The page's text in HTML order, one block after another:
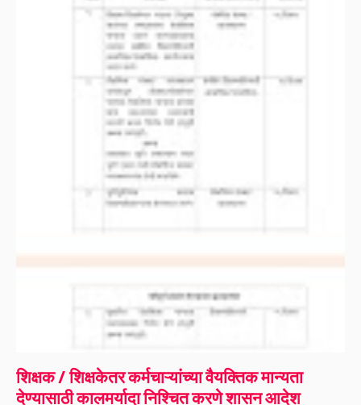
शिक्षक / शिक्षकेतर कर्मचाऱ्यांच्या वैयक्तिक मान्यता
देण्यासाठी कालमर्यादा निश्चित करणे शासन आदेश